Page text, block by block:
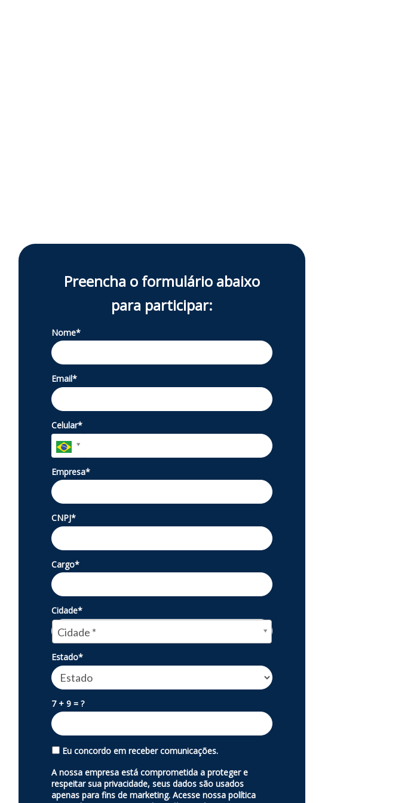
Preencha o formulário abaixo
para participar:
Nome*
Email*
Celular*
Empresa*
CNPJ*
Cargo*
Cidade*
Cidade *
Cidade*
Estado*
7 + 9 = ?
Eu concordo em receber comunicações.
A nossa empresa está comprometida a proteger e
respeitar sua privacidade, seus dados são usados
apenas para fins de marketing. Acesse nossa política